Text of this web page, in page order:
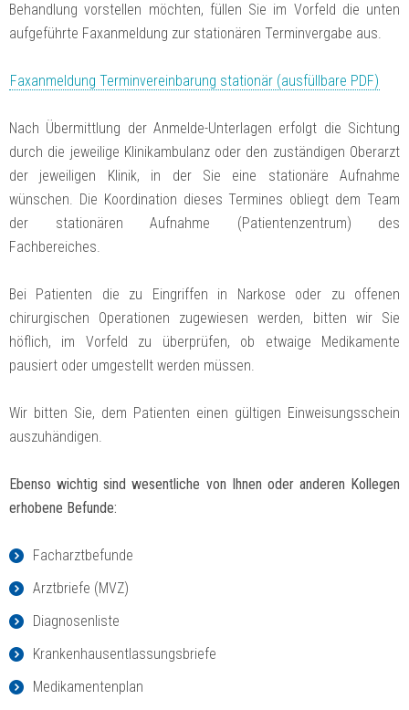
Behandlung vorstellen möchten, füllen Sie im Vorfeld die unten
aufgeführte Faxanmeldung zur stationären Terminvergabe aus.
Faxanmeldung Terminvereinbarung stationär (ausfüllbare PDF)
Nach Übermittlung der Anmelde-Unterlagen erfolgt die Sichtung
durch die jeweilige Klinikambulanz oder den zuständigen Oberarzt
der jeweiligen Klinik, in der Sie eine stationäre Aufnahme
wünschen. Die Koordination dieses Termines obliegt dem Team
der stationären Aufnahme (Patientenzentrum) des
Fachbereiches.
Bei Patienten die zu Eingriffen in Narkose oder zu offenen
chirurgischen Operationen zugewiesen werden, bitten wir Sie
höflich, im Vorfeld zu überprüfen, ob etwaige Medikamente
pausiert oder umgestellt werden müssen.
Wir bitten Sie, dem Patienten einen gültigen Einweisungsschein
auszuhändigen.
Ebenso wichtig sind wesentliche von Ihnen oder anderen Kollegen
erhobene Befunde:
Facharztbefunde
Arztbriefe (MVZ)
Diagnosenliste
Krankenhausentlassungsbriefe
Medikamentenplan